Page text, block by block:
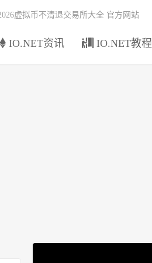
IO.NET资讯 IO.NET教程
虚拟币不清退交易所大全 官方网站